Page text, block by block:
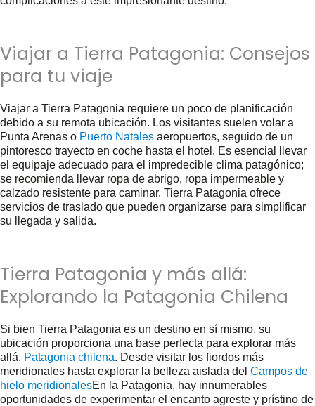
Viajar a Tierra Patagonia: Consejos
para tu viaje
Viajar a Tierra Patagonia requiere un poco de planificación
debido a su remota ubicación. Los visitantes suelen volar a
Punta Arenas o Puerto Natales aeropuertos, seguido de un
pintoresco trayecto en coche hasta el hotel. Es esencial llevar
el equipaje adecuado para el impredecible clima patagónico;
se recomienda llevar ropa de abrigo, ropa impermeable y
calzado resistente para caminar. Tierra Patagonia ofrece
servicios de traslado que pueden organizarse para simplificar
su llegada y salida.
Tierra Patagonia y más allá:
Explorando la Patagonia Chilena
Si bien Tierra Patagonia es un destino en sí mismo, su
ubicación proporciona una base perfecta para explorar más
allá. Patagonia chilena. Desde visitar los fiordos más
meridionales hasta explorar la belleza aislada del Campos de
hielo meridionalesEn la Patagonia, hay innumerables
oportunidades de experimentar el encanto agreste y prístino de